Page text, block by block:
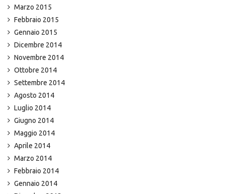
Marzo 2015
Febbraio 2015
Gennaio 2015
Dicembre 2014
Novembre 2014
Ottobre 2014
Settembre 2014
Agosto 2014
Luglio 2014
Giugno 2014
Maggio 2014
Aprile 2014
Marzo 2014
Febbraio 2014
Gennaio 2014